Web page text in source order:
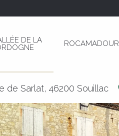
DE LA
ROCAMADOUR
Laval
de Sarlat, 46200 Souillac